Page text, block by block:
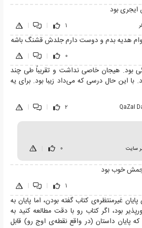
بود
1
هدیه بدم و دوست دارم جلدش قشنگ باشه
0
|
|
بود. هیجان خاصی نداشت و تقریباً طی چند
این حال درسی که می‌داد زیبا بود. برای یه
QaZal
2
سایت 0
خوب بود
1
غیرمنتظره‌ی کتاب گفته بودن، اما پایان به
بود، اگر کتاب رو با دقت مطالعه کنید به
پایان داستان (در واقع نقطه‌ی اوج رو) قابل